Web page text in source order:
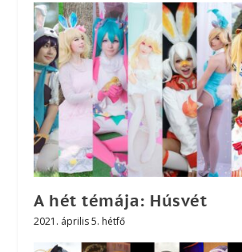
A hét témája: Húsvét
2021. április 5. hétfő